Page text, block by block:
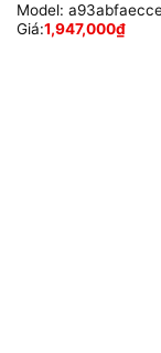
Model:
Giá:1,947,000₫